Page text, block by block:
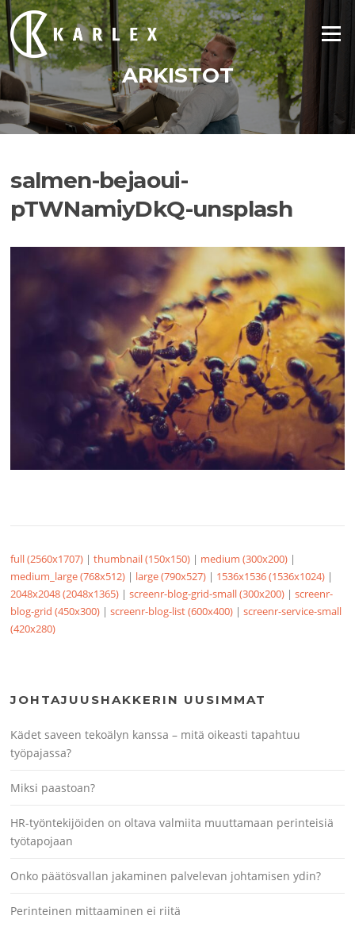
Siirry
suoraan
sisältöön
Valikko
ARKISTOT
salmen-bejaoui-
pTWNamiyDkQ-unsplash
full (2560x1707) |thumbnail (150x150) | medium (300x200) |
medium_large (768x512) | large (790x527) | 1536x1536 (1536x1024) |
2048x2048 (2048x1365) |screenr-blog-grid-small (300x200) |screenr-
blog-grid (450x300) |screenr-blog-list (600x400) |screenr-service-small
(420x280)
JOHTAJUUSHAKKERIN UUSIMMAT
Kädet saveen tekoälyn kanssa – mitä oikeasti tapahtuu
työpajassa?
Miksi paastoan?
HR-työntekijöiden on oltava valmiita muuttamaan perinteisiä
työtapojaan
Onko päätösvallan jakaminen palvelevan johtamisen ydin?
Perinteinen mittaaminen ei riitä